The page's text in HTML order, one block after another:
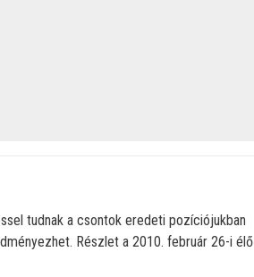
tudnak a csontok eredeti pozíciójukban
Részlet a 2010. február 26-i élő